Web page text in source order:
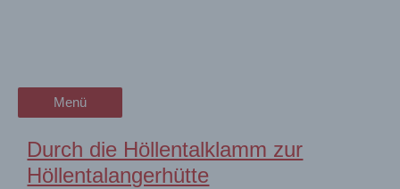
Menü
Menü
bergab
Durch die Höllentalklamm zur
Höllentalangerhütte